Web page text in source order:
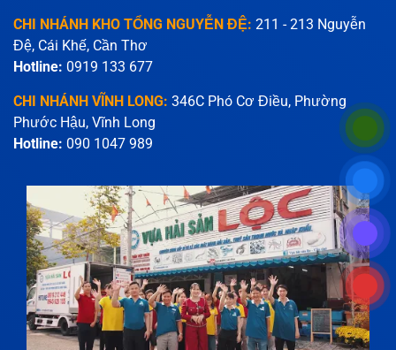
CHI NHÁNH KHO TỔNG NGUYỄN ĐỆ: 211 - 213 Nguyễn
Đệ, Cái Khế, Cần Thơ
Hotline: 0919 133 677
CHI NHÁNH VĨNH LONG: 346C Phó Cơ Điều, Phường
Phước Hậu, Vĩnh Long
Hotline: 090 1047 989